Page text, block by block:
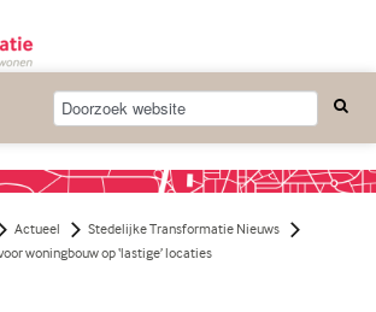
projecten
Actueel
Stedelijke Transformatie Nieuws
woningbouw op ‘lastige’ locaties